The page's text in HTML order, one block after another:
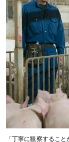
「丁寧に観察するこ